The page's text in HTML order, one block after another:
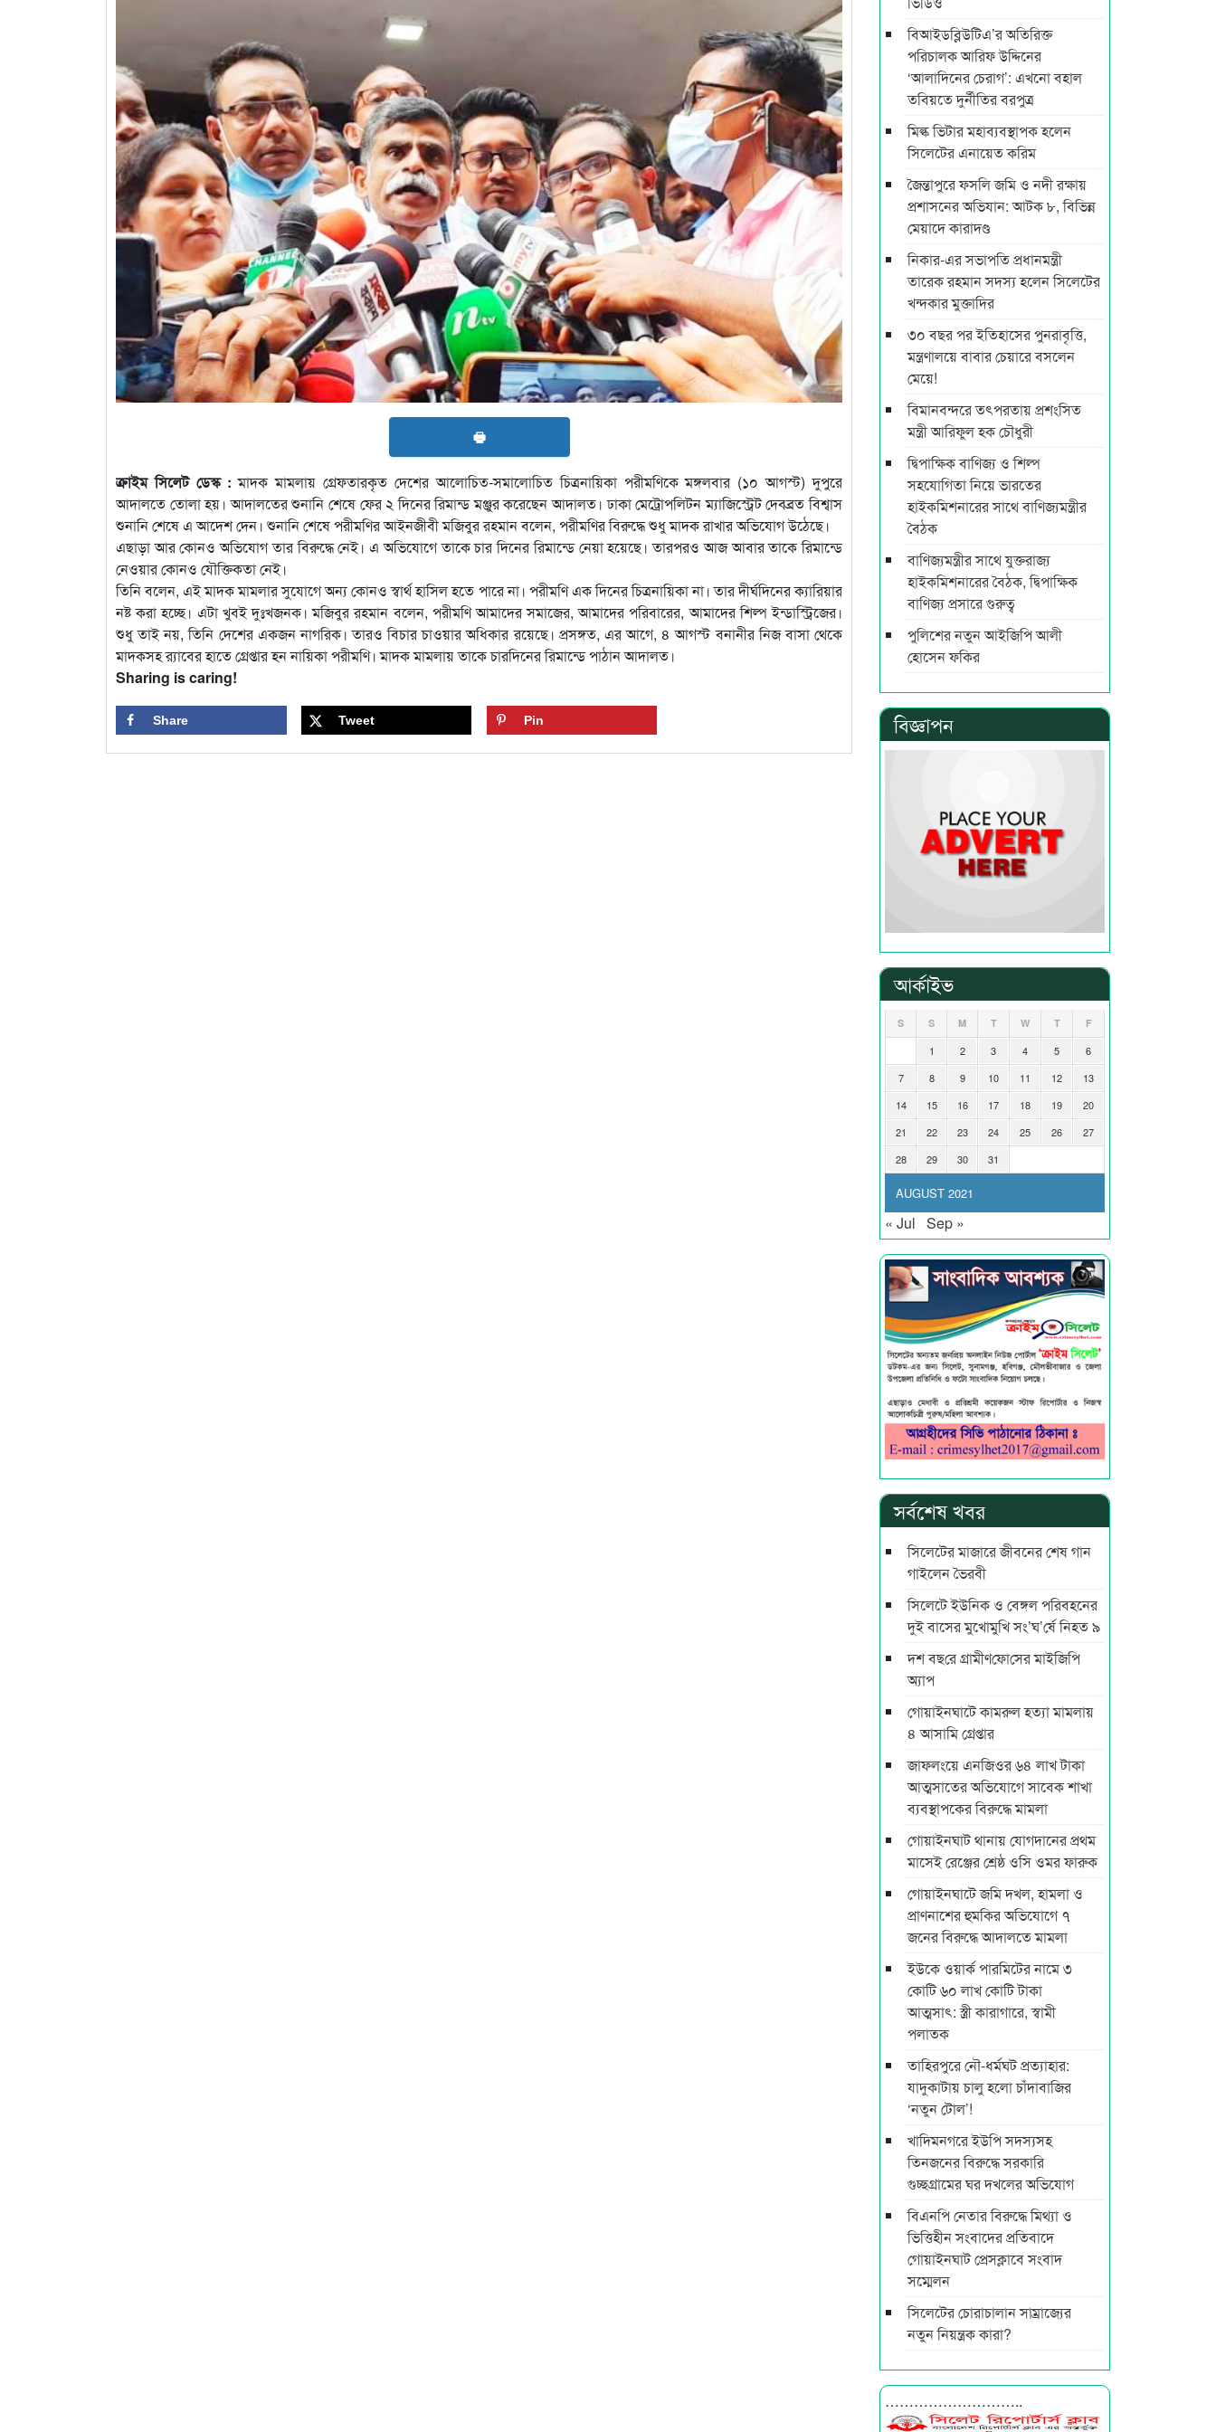
🖶
ক্রাইম সিলেট ডেস্ক :মাদক মামলায় গ্রেফতারকৃত দেশের আলোচিত-সমালোচিত চিত্রনায়িকা পরীমণিকে মঙ্গলবার (১০ আগস্ট) দুপুরে
আদালতে তোলা হয়। আদালতের শুনানি শেষে ফের ২ দিনের রিমান্ড মঞ্জুর করেছেন আদালত। ঢাকা মেট্রোপলিটন ম্যাজিস্ট্রেট দেবব্রত বিশ্বাস
শুনানি শেষে এ আদেশ দেন। শুনানি শেষে পরীমণির আইনজীবী মজিবুর রহমান বলেন, পরীমণির বিরুদ্ধে শুধু মাদক রাখার অভিযোগ উঠেছে।
এছাড়া আর কোনও অভিযোগ তার বিরুদ্ধে নেই। এ অভিযোগে তাকে চার দিনের রিমান্ডে নেয়া হয়েছে। তারপরও আজ আবার তাকে রিমান্ডে
নেওয়ার কোনও যৌক্তিকতা নেই।
তিনি বলেন, এই মাদক মামলার সুযোগে অন্য কোনও স্বার্থ হাসিল হতে পারে না। পরীমণি এক দিনের চিত্রনায়িকা না। তার দীর্ঘদিনের ক্যারিয়ার
নষ্ট করা হচ্ছে। এটা খুবই দুঃখজনক। মজিবুর রহমান বলেন, পরীমণি আমাদের সমাজের, আমাদের পরিবারের, আমাদের শিল্প ইন্ডাস্ট্রিজের।
শুধু তাই নয়, তিনি দেশের একজন নাগরিক। তারও বিচার চাওয়ার অধিকার রয়েছে। প্রসঙ্গত, এর আগে, ৪ আগস্ট বনানীর নিজ বাসা থেকে
মাদকসহ র‍্যাবের হাতে গ্রেপ্তার হন নায়িকা পরীমণি। মাদক মামলায় তাকে চারদিনের রিমান্ডে পাঠান আদালত।
Sharing is caring!
Share Tweet Pin
বিআইডব্লিউটিএ’র অতিরিক্ত
পরিচালক আরিফ উদ্দিনের
‘আলাদিনের চেরাগ’: এখনো বহাল
তবিয়তে দুর্নীতির বরপুত্র
মিল্ক ভিটার মহাব্যবস্থাপক হলেন
সিলেটের এনায়েত করিম
জৈন্তাপুরে ফসলি জমি ও নদী রক্ষায়
প্রশাসনের অভিযান: আটক ৮, বিভিন্ন
মেয়াদে কারাদণ্ড
নিকার-এর সভাপতি প্রধানমন্ত্রী
তারেক রহমান সদস্য হলেন সিলেটের
খন্দকার মুক্তাদির
৩০ বছর পর ইতিহাসের পুনরাবৃত্তি,
মন্ত্রণালয়ে বাবার চেয়ারে বসলেন
মেয়ে!
বিমানবন্দরে তৎপরতায় প্রশংসিত
মন্ত্রী আরিফুল হক চৌধুরী
দ্বিপাক্ষিক বাণিজ্য ও শিল্প
সহযোগিতা নিয়ে ভারতের
হাইকমিশনারের সাথে বাণিজ্যমন্ত্রীর
বৈঠক
বাণিজ্যমন্ত্রীর সাথে যুক্তরাজ্য
হাইকমিশনারের বৈঠক, দ্বিপাক্ষিক
বাণিজ্য প্রসারে গুরুত্ব
পুলিশের নতুন আইজিপি আলী
হোসেন ফকির
বিজ্ঞাপন
আর্কাইভ
AUGUST 2021
S S M T W T F
1 2 3 4 5
6
7
8 9 10 11 12
13
14
15 16 17 18 19
20
21
22 23 24 25 26
27
28
29 30 31
« Jul Sep »
সর্বশেষ খবর
সিলেটের মাজারে জীবনের শেষ গান
গাইলেন ভৈরবী
সিলেটে ইউনিক ও বেঙ্গল পরিবহনের
দুই বাসের মুখোমুখি সং’ঘ’র্ষে নিহত ৯
দশ বছ‌রে গ্রামীণ‌ফো‌সের মাইজিপি
অ্যাপ
গোয়াইনঘাটে কামরুল হত্যা মামলায়
৪ আসামি গ্রেপ্তার
জাফলংয়ে এনজিওর ৬৪ লাখ টাকা
আত্মসাতের অভিযোগে সাবেক শাখা
ব্যবস্থাপকের বিরুদ্ধে মামলা
গোয়াইনঘাট থানায় যোগদানের প্রথম
মাসেই রেঞ্জের শ্রেষ্ঠ ওসি ওমর ফারুক
গোয়াইনঘাটে জমি দখল, হামলা ও
প্রাণনাশের হুমকির অভিযোগে ৭
জনের বিরুদ্ধে আদালতে মামলা
ইউকে ওয়ার্ক পারমিটের নামে ৩
কোটি ৬০ লাখ কোটি টাকা
আত্মসাৎ: স্ত্রী কারাগারে, স্বামী
পলাতক
তাহিরপুরে নৌ-ধর্মঘট প্রত্যাহার:
যাদুকাটায় চালু হলো চাঁদাবাজির
‘নতুন টোল’!
খাদিমনগরে ইউপি সদস্যসহ
তিনজনের বিরুদ্ধে সরকারি
গুচ্ছগ্রামের ঘর দখলের অভিযোগ
বিএনপি নেতার বিরুদ্ধে মিথ্যা ও
ভিত্তিহীন সংবাদের প্রতিবাদে
গোয়াইনঘাট প্রেসক্লাবে সংবাদ
সম্মেলন
সিলেটের চোরাচালান সাম্রাজ্যের
নতুন নিয়ন্ত্রক কারা?
………………………..